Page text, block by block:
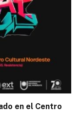
en el Centro